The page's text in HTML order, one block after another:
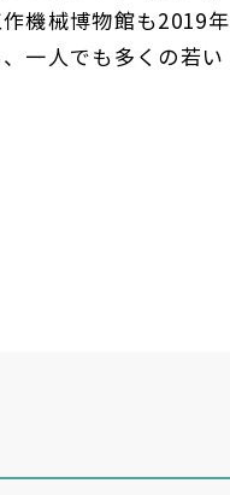
機械博物館も2019年
一人でも多くの若い